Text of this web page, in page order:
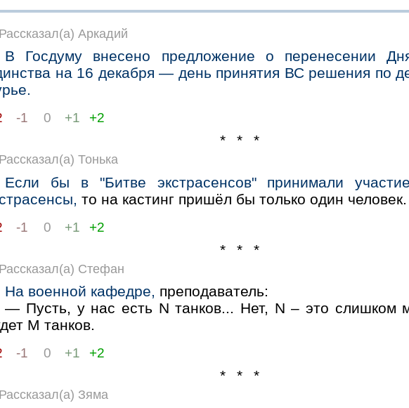
Рассказал(а) Аркадий
В Госдуму внесено предложение о перенесении
на 16 декабря — день принятия ВС решения по
-1 0 +1 +2
* * *
Рассказал(а) Тонька
Если бы в "Битве экстрасенсов" принимали
то на кастинг пришёл бы только один человек.
-1 0 +1 +2
* * *
Рассказал(а) Стефан
На военной кафедре, преподаватель:
— Пусть, у нас есть N танков... Нет, N – это слишком
М танков.
-1 0 +1 +2
* * *
Рассказал(а) Зяма